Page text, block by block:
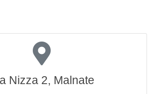
Nizza 2, Malnate